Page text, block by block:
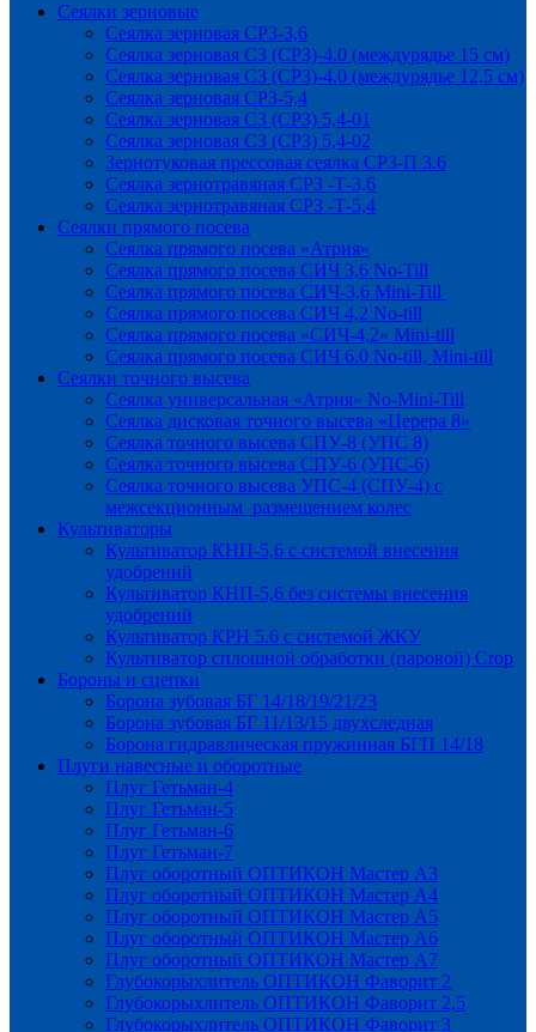
Сеялки зерновые
Сеялка зерновая СРЗ-3,6
Сеялка зерновая СЗ (СРЗ)-4.0 (междурядье 15 см)
Сеялка зерновая СЗ (СРЗ)-4.0 (междурядье 12,5 см)
Сеялка зерновая СРЗ-5,4
Сеялка зерновая СЗ (СРЗ) 5,4-01
Сеялка зерновая СЗ (СРЗ) 5,4-02
Зернотуковая прессовая сеялка СРЗ-П 3.6
Сеялка зернотравяная СРЗ -Т-3,6
Сеялка зернотравяная СРЗ -Т-5,4
Сеялки прямого посева
Сеялка прямого посева «Атрия»
Сеялка прямого посева СИЧ 3,6 No-Till
Сеялка прямого посева СИЧ-3,6 Mini-Till
Сеялка прямого посева СИЧ 4,2 No-till
Сеялка прямого посева «СИЧ-4,2» Mini-till
Сеялка прямого посева СИЧ 6.0 No-till, Mini-till
Сеялки точного высева
Сеялка универсальная «Атрия» No-Mini-Till
Сеялка дисковая точного высева «Церера 8»
Сеялка точного высева СПУ-8 (УПС 8)
Сеялка точного высева СПУ-6 (УПС-6)
Сеялка точного высева УПС-4 (СПУ-4) с
межсекционным размещением колес
Культиваторы
Культиватор КНП-5,6 с системой внесения
удобрений
Культиватор КНП-5,6 без системы внесения
удобрений
Культиватор КРН 5.6 с системой ЖКУ
Культиватор сплошной обработки (паровой) Crop
Бороны и сцепки
Борона зубовая БГ 14/18/19/21/23
Борона зубовая БГ 11/13/15 двухследная
Борона гидравлическая пружинная БГП 14/18
Плуги навесные и оборотные
Плуг Гетьман-4
Плуг Гетьман-5
Плуг Гетьман-6
Плуг Гетьман-7
Плуг оборотный ОПТИКОН Мастер А3
Плуг оборотный ОПТИКОН Мастер А4
Плуг оборотный ОПТИКОН Мастер А5
Плуг оборотный ОПТИКОН Мастер А6
Плуг оборотный ОПТИКОН Мастер А7
Глубокорыхлитель ОПТИКОН Фаворит 2
Глубокорыхлитель ОПТИКОН Фаворит 2,5
Глубокорыхлитель ОПТИКОН Фаворит 3